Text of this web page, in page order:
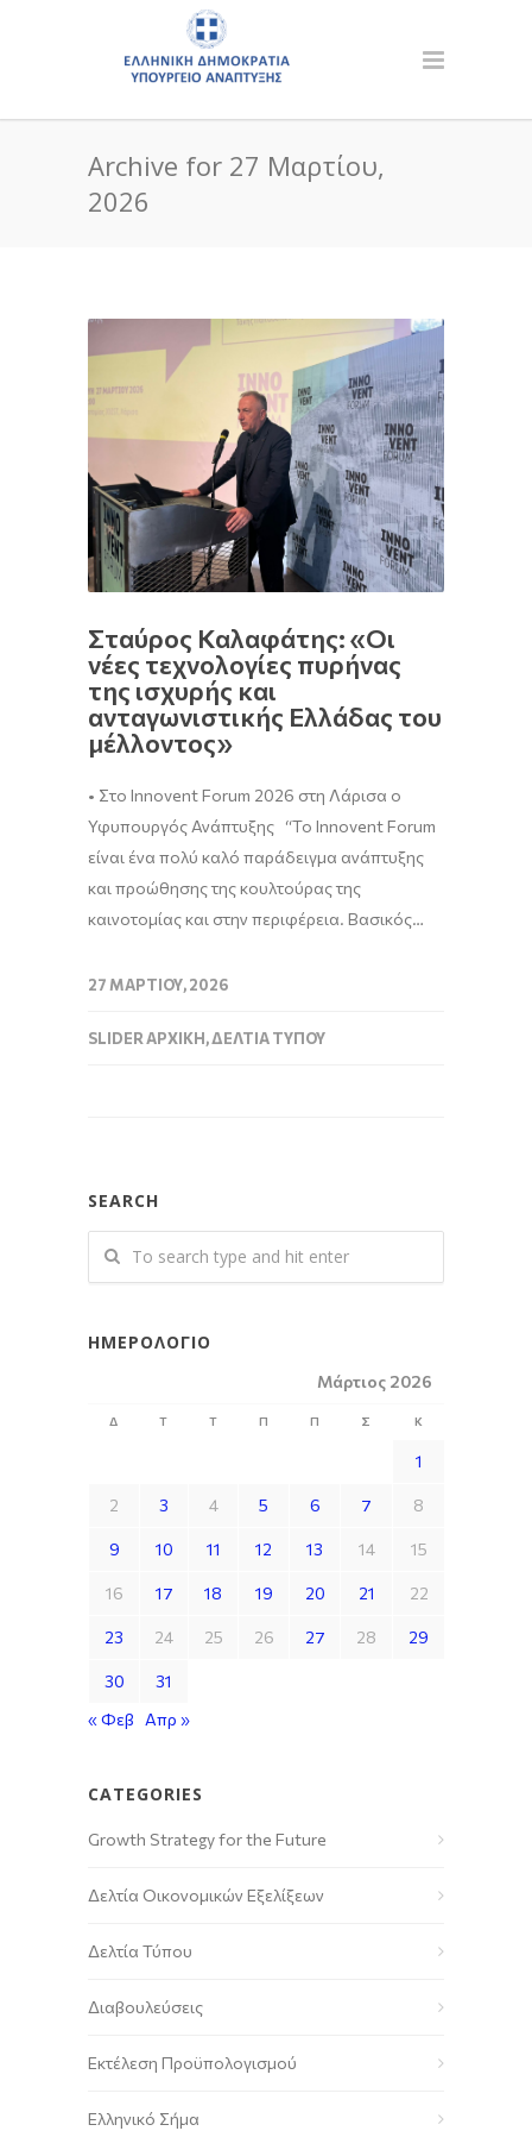
Archive for 27 Μαρτίου,
2026
Σταύρος Καλαφάτης: «Oι
νέες τεχνολογίες πυρήνας
της ισχυρής και
ανταγωνιστικής Ελλάδας του
μέλλοντος»
• Στο Innovent Forum 2026 στη Λάρισα ο
Υφυπουργός Ανάπτυξης “Το Innovent Forum
είναι ένα πολύ καλό παράδειγμα ανάπτυξης
και προώθησης της κουλτούρας της
καινοτομίας και στην περιφέρεια. Βασικός…
27 ΜΑΡΤΊΟΥ, 2026
SLIDER ΑΡΧΙΚΉ,ΔΕΛΤΊΑ ΤΎΠΟΥ
SEARCH
ΗΜΕΡΟΛΌΓΙΟ
Μάρτιος 2026
Δ Τ Τ Π Π Σ Κ
1
2 3 4 5 6 7 8
9 10 11 12 13 14 15
16 17 18 19 20 21 22
23 24 25 26 27 28 29
30
31
« Φεβ
Απρ »
CATEGORIES
Growth Strategy for the Future
Δελτία Οικονομικών Εξελίξεων
Δελτία Τύπου
Διαβουλεύσεις
Εκτέλεση Προϋπολογισμού
Ελληνικό Σήμα